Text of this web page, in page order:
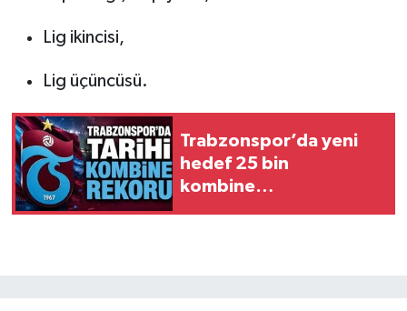
Lig ikincisi,
Lig üçüncüsü.
Trabzonspor’da yeni
hedef 25 bin
kombine…